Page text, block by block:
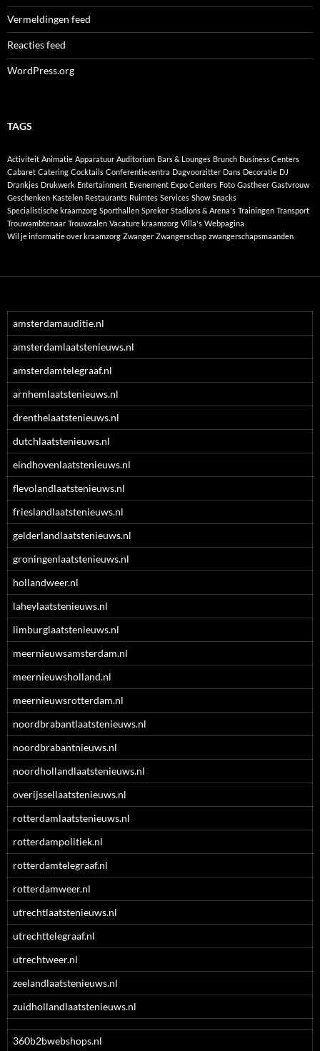
Vermeldingen feed
Reacties feed
WordPress.org
TAGS
Activiteit Animatie Apparatuur Auditorium Bars & Lounges Brunch Business Centers
Cabaret Catering Cocktails Conferentiecentra Dagvoorzitter Dans Decoratie DJ
Drankjes Drukwerk Entertainment Evenement Expo Centers Foto Gastheer Gastvrouw
Geschenken Kastelen Restaurants Ruimtes Services Show Snacks
Specialistische kraamzorg Sporthallen Spreker Stadions & Arena's Trainingen Transport
Trouwambtenaar Trouwzalen Vacature kraamzorg Villa's Webpagina
Wil je informatie over kraamzorg Zwanger Zwangerschap zwangerschapsmaanden
amsterdamauditie.nl
amsterdamlaatstenieuws.nl
amsterdamtelegraaf.nl
arnhemlaatstenieuws.nl
drenthelaatstenieuws.nl
dutchlaatstenieuws.nl
eindhovenlaatstenieuws.nl
flevolandlaatstenieuws.nl
frieslandlaatstenieuws.nl
gelderlandlaatstenieuws.nl
groningenlaatstenieuws.nl
hollandweer.nl
laheylaatstenieuws.nl
limburglaatstenieuws.nl
meernieuwsamsterdam.nl
meernieuwsholland.nl
meernieuwsrotterdam.nl
noordbrabantlaatstenieuws.nl
noordbrabantnieuws.nl
noordhollandlaatstenieuws.nl
overijssellaatstenieuws.nl
rotterdamlaatstenieuws.nl
rotterdampolitiek.nl
rotterdamtelegraaf.nl
rotterdamweer.nl
utrechtlaatstenieuws.nl
utrechttelegraaf.nl
utrechtweer.nl
zeelandlaatstenieuws.nl
zuidhollandlaatstenieuws.nl
360b2bwebshops.nl